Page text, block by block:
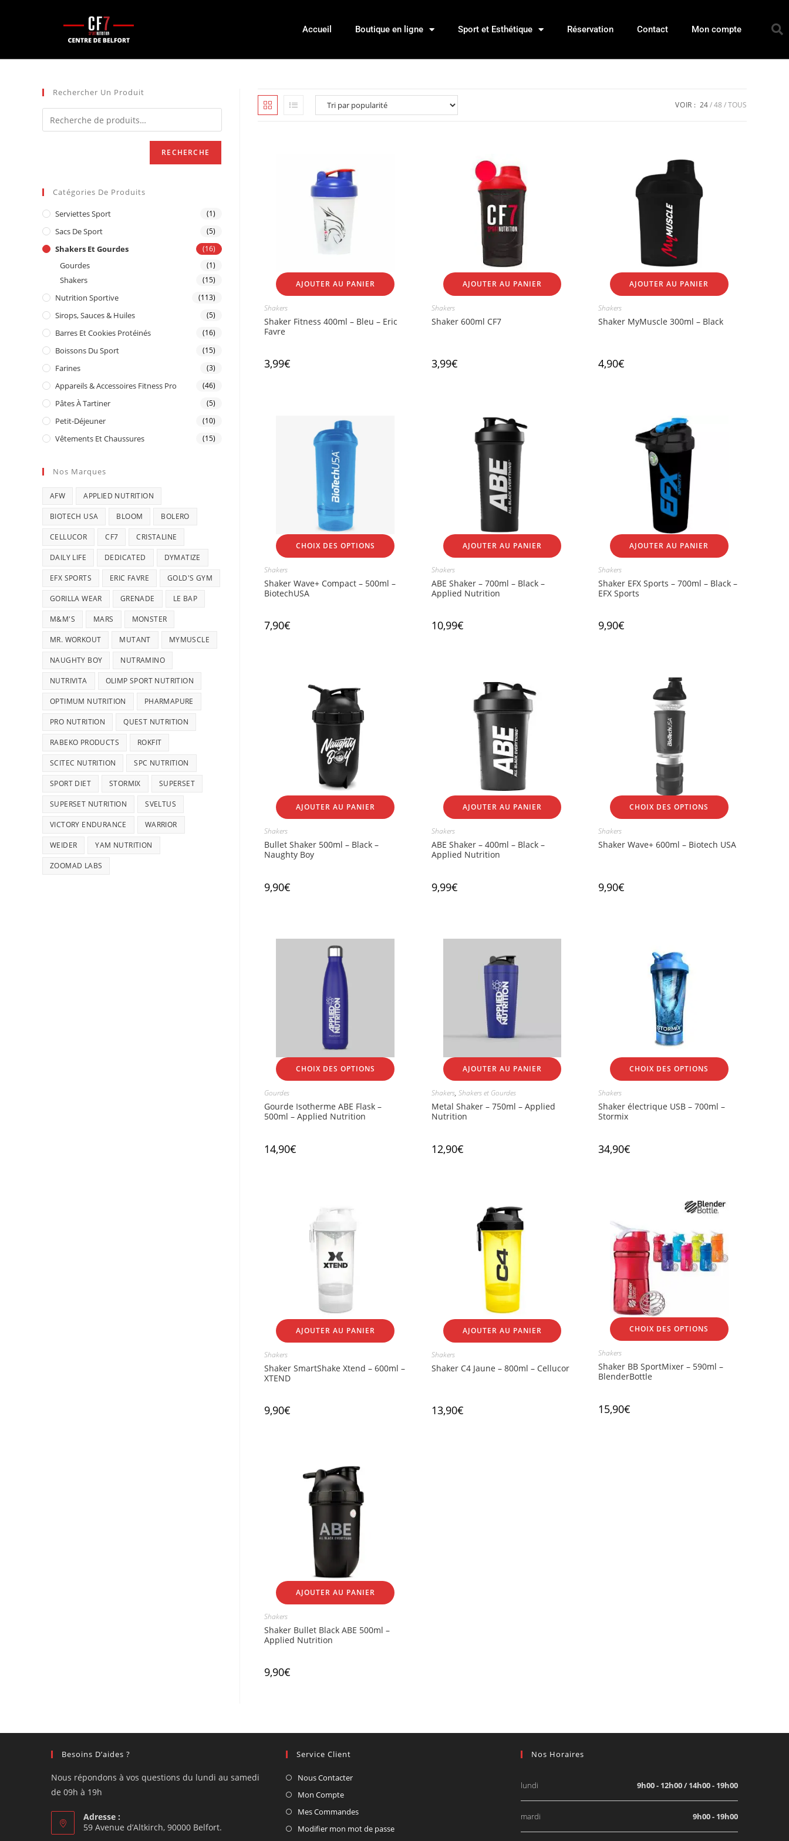
Accueil Boutique en ligne Sport et Esthétique Réservation Contact Mon compte
VOIR : 24 48 TOUS
AJOUTER AU PANIER
Shakers
Shaker Fitness 400ml – Bleu – Eric
Favre
3,99€
AJOUTER AU PANIER
Shakers
Shaker 600ml CF7
3,99€
AJOUTER AU PANIER
Shakers
Shaker MyMuscle 300ml – Black
4,90€
CHOIX DES OPTIONS
Shakers
Shaker Wave+ Compact – 500ml –
BiotechUSA
7,90€
AJOUTER AU PANIER
Shakers
ABE Shaker – 700ml – Black –
Applied Nutrition
10,99€
AJOUTER AU PANIER
Shakers
Shaker EFX Sports – 700ml – Black –
EFX Sports
9,90€
AJOUTER AU PANIER
Shakers
Bullet Shaker 500ml – Black –
Naughty Boy
9,90€
AJOUTER AU PANIER
Shakers
ABE Shaker – 400ml – Black –
Applied Nutrition
9,99€
CHOIX DES OPTIONS
Shakers
Shaker Wave+ 600ml – Biotech USA
9,90€
CHOIX DES OPTIONS
Gourdes
Gourde Isotherme ABE Flask –
500ml – Applied Nutrition
14,90€
AJOUTER AU PANIER
Shakers, Shakers et Gourdes
Metal Shaker – 750ml – Applied
Nutrition
12,90€
CHOIX DES OPTIONS
Shakers
Shaker électrique USB – 700ml –
Stormix
34,90€
AJOUTER AU PANIER
Shakers
Shaker SmartShake Xtend – 600ml –
XTEND
9,90€
AJOUTER AU PANIER
Shakers
Shaker C4 Jaune – 800ml – Cellucor
13,90€
CHOIX DES OPTIONS
Shakers
Shaker BB SportMixer – 590ml –
BlenderBottle
15,90€
AJOUTER AU PANIER
Shakers
Shaker Bullet Black ABE 500ml –
Applied Nutrition
9,90€
Rechercher Un Produit
RECHERCHE
Catégories De Produits
Serviettes Sport (1)
Sacs De Sport (5)
Shakers Et Gourdes (16)
Gourdes (1)
Shakers (15)
Nutrition Sportive (113)
Sirops, Sauces & Huiles (5)
Barres Et Cookies Protéinés (16)
Boissons Du Sport (15)
Farines (3)
Appareils & Accessoires Fitness Pro (46)
Pâtes À Tartiner (5)
Petit-Déjeuner (10)
Vêtements Et Chaussures (15)
Nos Marques
AFW APPLIED NUTRITION
BIOTECH USA BLOOM BOLERO
CELLUCOR CF7 CRISTALINE
DAILY LIFE DEDICATED DYMATIZE
EFX SPORTS ERIC FAVRE GOLD'S GYM
GORILLA WEAR GRENADE LE BAP
M&M'S MARS MONSTER
MR. WORKOUT MUTANT MYMUSCLE
NAUGHTY BOY NUTRAMINO
NUTRIVITA OLIMP SPORT NUTRITION
OPTIMUM NUTRITION PHARMAPURE
PRO NUTRITION QUEST NUTRITION
RABEKO PRODUCTS ROKFIT
SCITEC NUTRITION SPC NUTRITION
SPORT DIET STORMIX SUPERSET
SUPERSET NUTRITION SVELTUS
VICTORY ENDURANCE WARRIOR
WEIDER YAM NUTRITION
ZOOMAD LABS
Besoins D’aides ?
Nous répondons à vos questions du lundi au samedi
de 09h à 19h
Adresse :
59 Avenue d’Altkirch, 90000 Belfort.
Service Client
Nous Contacter
Mon Compte
Mes Commandes
Modifier mon mot de passe
Nos Horaires
lundi 9h00 - 12h00 / 14h00 - 19h00
mardi 9h00 - 19h00